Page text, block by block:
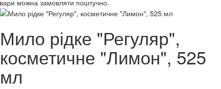
можна замовляти поштучно.
Мило рідке "Регуляр",
косметичне "Лимон", 525
мл